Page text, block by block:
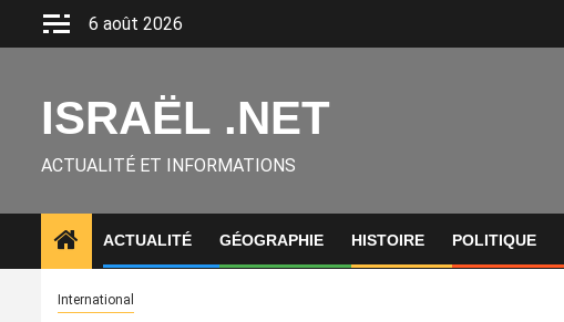
6 août 2026
ISRAËL .NET
ACTUALITÉ ET INFORMATIONS
ACTUALITÉ GÉOGRAPHIE HISTOIRE POLITIQUE
International